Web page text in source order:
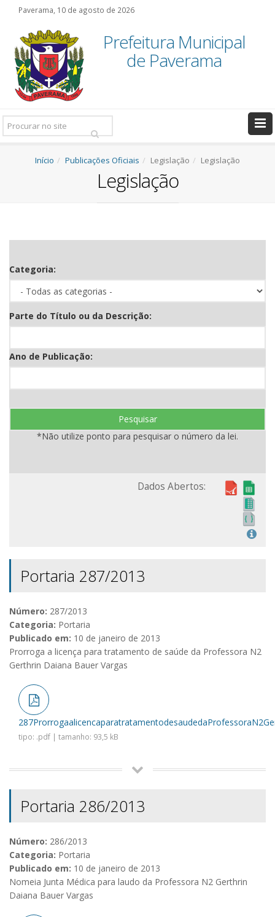
Paverama, 10 de agosto de 2026
Prefeitura Municipal
de Paverama
Pesquisar:
Início Publicações Oficiais Legislação Legislação
Legislação
Categoria:
Parte do Título ou da Descrição:
Ano de Publicação:
Pesquisar
*Não utilize ponto para pesquisar o número da lei.
Dados Abertos:
Portaria 287/2013
Número: 287/2013
Categoria: Portaria
Publicado em: 10 de janeiro de 2013
Prorroga a licença para tratamento de saúde da Professora N2
Gerthrin Daiana Bauer Vargas
tipo: .pdf | tamanho: 93,5 kB
Portaria 286/2013
Número: 286/2013
Categoria: Portaria
Publicado em: 10 de janeiro de 2013
Nomeia Junta Médica para laudo da Professora N2 Gerthrin
Daiana Bauer Vargas